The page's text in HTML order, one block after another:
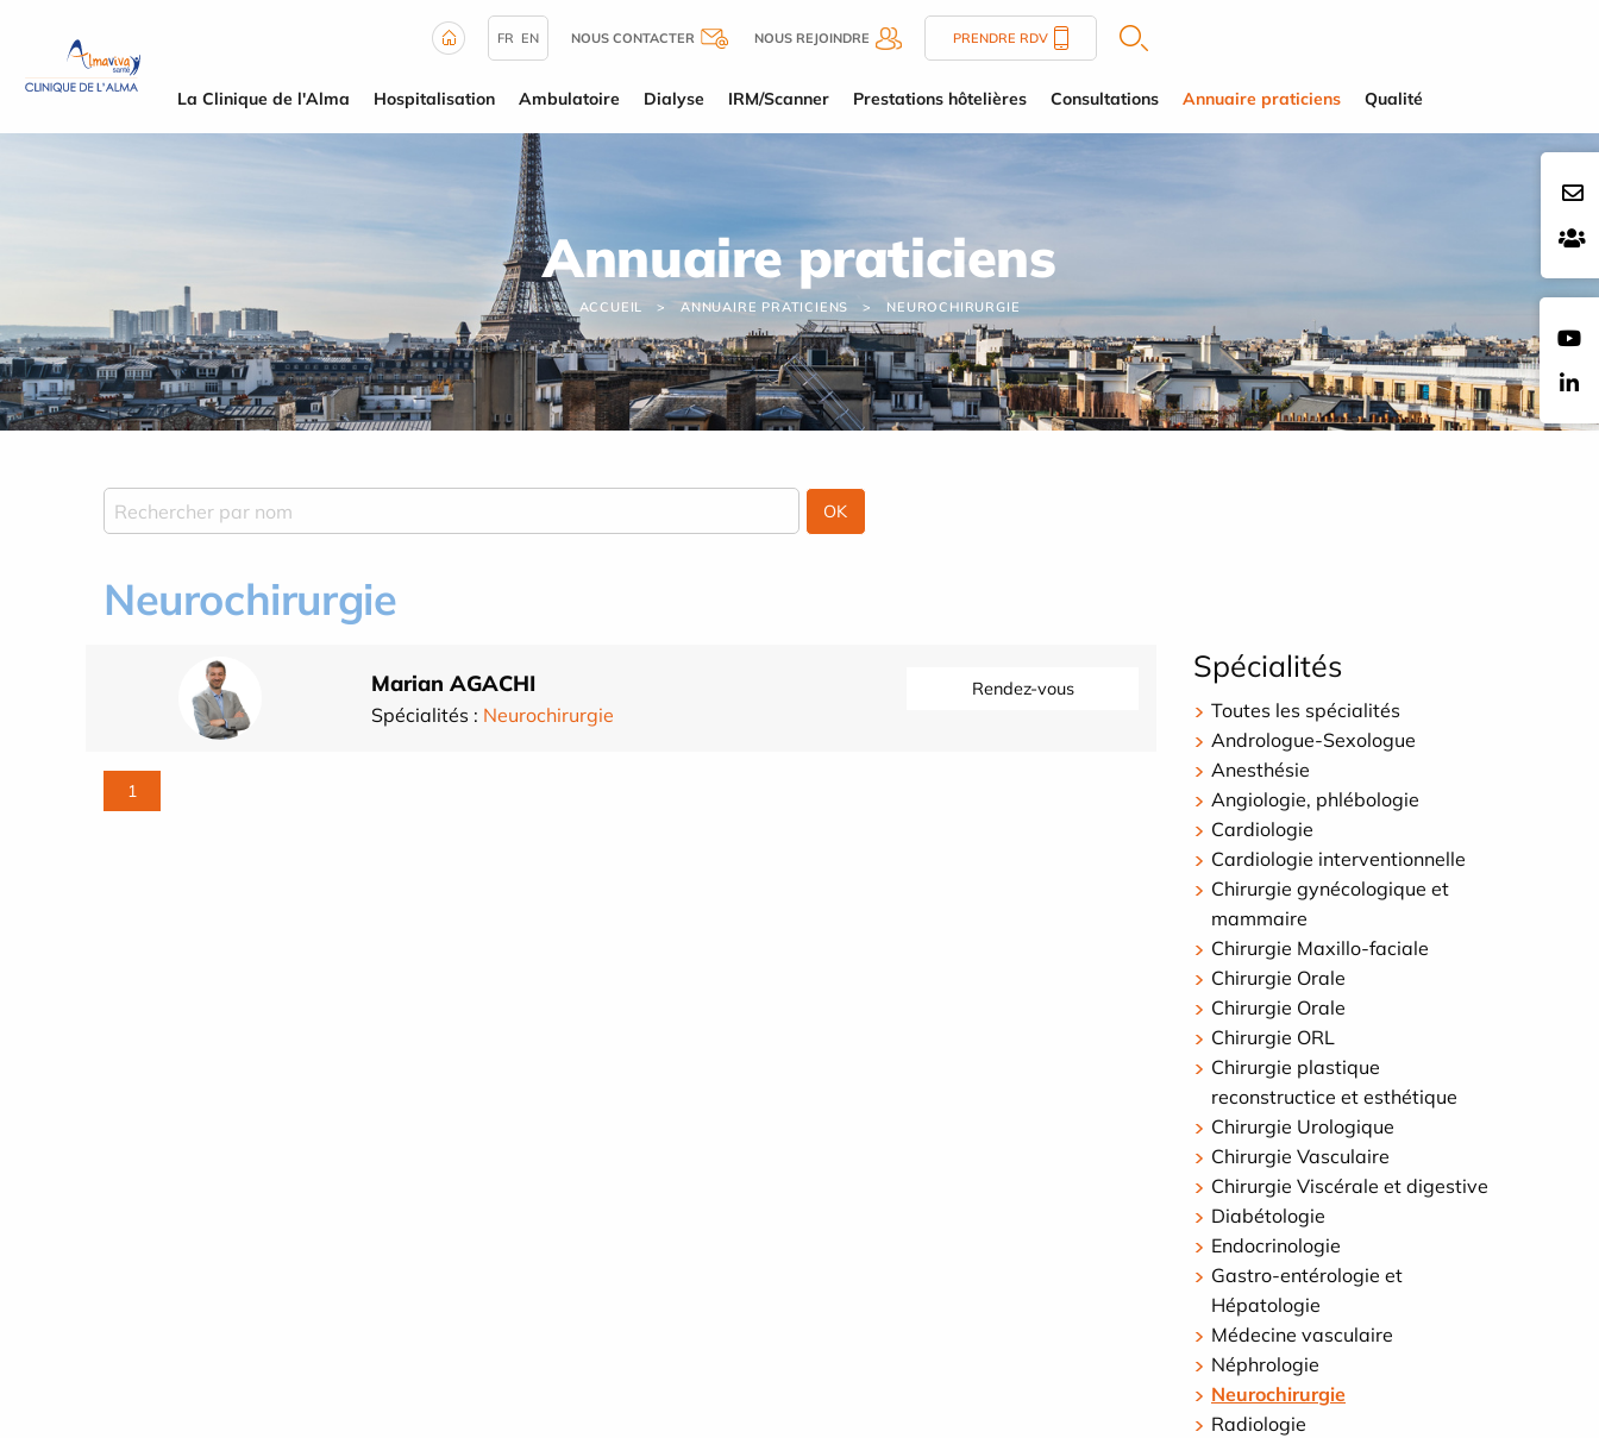
FR EN NOUS CONTACTER NOUS REJOINDRE PRENDRE RDV
La Clinique de l'Alma Hospitalisation Ambulatoire Dialyse IRM/Scanner Prestations hôtelières Consultations Annuaire praticiens Qualité
Annuaire praticiens
ACCUEIL ANNUAIRE PRATICIENS NEUROCHIRURGIE
Neurochirurgie
Marian AGACHI
Spécialités : Neurochirurgie
Rendez-vous
1
Spécialités
Toutes les spécialités
Andrologue-Sexologue
Anesthésie
Angiologie, phlébologie
Cardiologie
Cardiologie interventionnelle
Chirurgie gynécologique et
mammaire
Chirurgie Maxillo-faciale
Chirurgie Orale
Chirurgie Orale
Chirurgie ORL
Chirurgie plastique
reconstructice et esthétique
Chirurgie Urologique
Chirurgie Vasculaire
Chirurgie Viscérale et digestive
Diabétologie
Endocrinologie
Gastro-entérologie et
Hépatologie
Médecine vasculaire
Néphrologie
Neurochirurgie
Radiologie